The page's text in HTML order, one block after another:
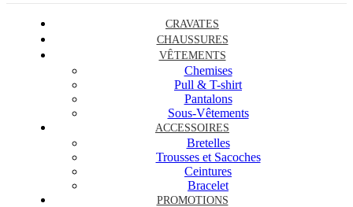
CRAVATES
CHAUSSURES
VÊTEMENTS
Chemises
Pull & T-shirt
Pantalons
Sous-Vêtements
ACCESSOIRES
Bretelles
Trousses et Sacoches
Ceintures
Bracelet
PROMOTIONS